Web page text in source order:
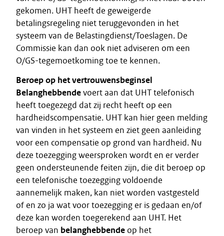
gekomen. UHT heeft de geweigerde
betalingsregeling niet teruggevonden in het
systeem van de Belastingdienst/Toeslagen. De
Commissie kan dan ook niet adviseren om een
O/GS-tegemoetkoming toe te kennen.
Beroep op het vertrouwensbeginsel
Belanghebbendevoert aan dat UHT telefonisch
heeft toegezegd dat zij recht heeft op een
hardheidscompensatie. UHT kan hier geen melding
van vinden in het systeem en ziet geen aanleiding
voor een compensatie op grond van hardheid. Nu
deze toezegging weersproken wordt en er verder
geen ondersteunende feiten zijn, die dit beroep op
een telefonische toezegging voldoende
aannemelijk maken, kan niet worden vastgesteld
of en zo ja wat voor toezegging er is gedaan en/of
deze kan worden toegerekend aan UHT. Het
beroep van belanghebbende op het